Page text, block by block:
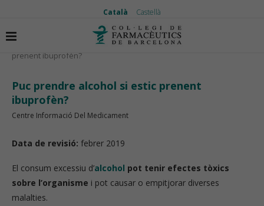
Català Castellà
Inici El medicament
Puc prendre alcohol si estic
prenent ibuprofèn?
Puc prendre alcohol si estic prenent
ibuprofèn?
Centre Informació Del Medicament
Data de revisió: febrer 2019
El consum excessiu d’alcohol pot tenir efectes tòxics
sobre l’organisme i pot causar o empitjorar diverses
malalties.